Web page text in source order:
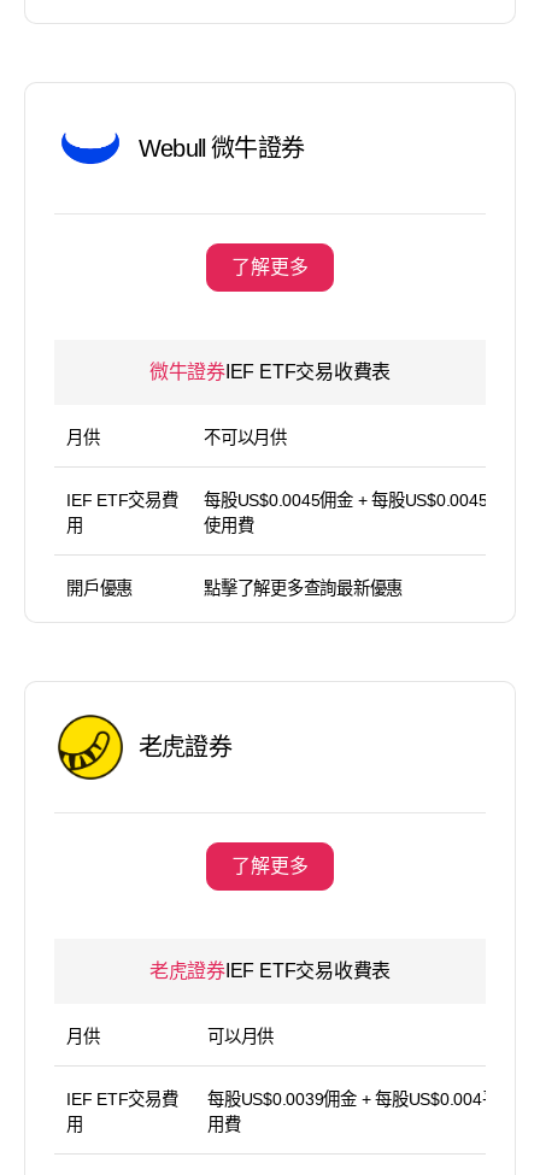
Webull 微牛證券
了解更多
微牛證券IEF ETF交易收費表
月供 不可以月供
IEF ETF交易費
用
每股US$0.0045佣金 + 每股US$0.0045 平台
使用費
開戶優惠 點擊了解更多查詢最新優惠
老虎證券
了解更多
老虎證券IEF ETF交易收費表
月供 可以月供
IEF ETF交易費
用
每股US$0.0039佣金 + 每股US$0.004平台使
用費